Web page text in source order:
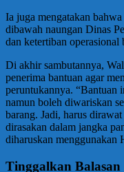
Ia juga mengatakan
dibawah naungan Dinas
dan ketertiban operasional
Di akhir sambutannya,
penerima bantuan agar
peruntukannya. “Bantuan
namun boleh diwariskan
barang. Jadi, harus
dirasakan dalam jangka
diharuskan menggunakan
Tinggalkan Balasan